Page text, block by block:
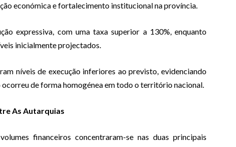
económica e fortalecimento institucional na província.
expressiva, com uma taxa superior a 130%, enquanto
inicialmente projectados.
níveis de execução inferiores ao previsto, evidenciando
de forma homogénea em todo o território nacional.
As Autarquias
financeiros concentraram-se nas duas principais